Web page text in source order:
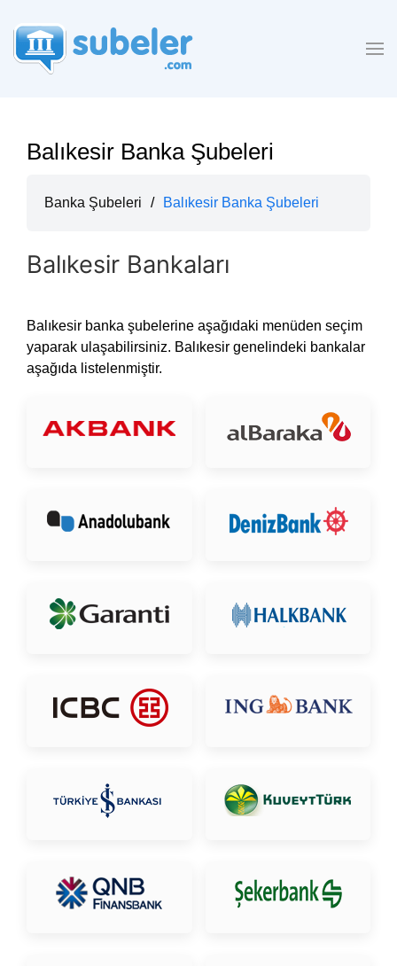
Balıkesir Banka Şubeleri
Banka Şubeleri / Balıkesir Banka Şubeleri
Balıkesir Bankaları
Balıkesir banka şubelerine aşağıdaki menüden seçim
yaparak ulaşabilirsiniz. Balıkesir genelindeki bankalar
aşağıda listelenmiştir.